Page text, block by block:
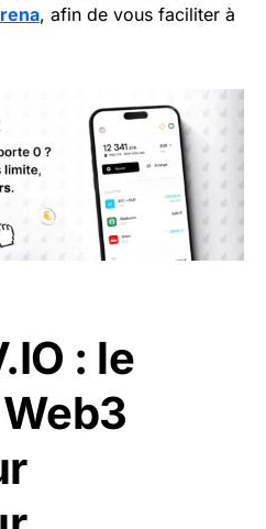
, afin de vous faciliter à
: le